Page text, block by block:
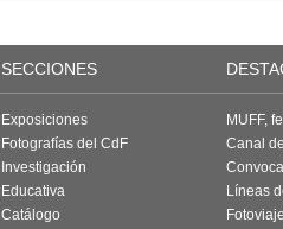
SECCIONES
Exposiciones
Fotografías del CdF
Investigación
Educativa
Catálogo
MUFF,
Canal
Líneas